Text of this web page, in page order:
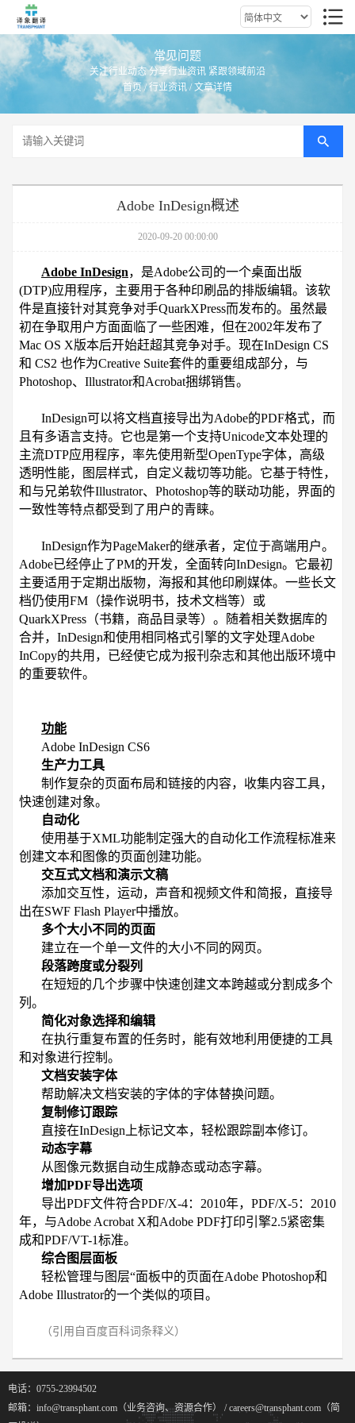
常见问题
关注行业动态 分享行业资讯 紧跟领域前沿
首页/行业资讯 / 文章详情
Adobe InDesign概述
2020-09-20 00:00:00
Adobe InDesign，是Adobe公司的一个桌面出版
(DTP)应用程序，主要用于各种印刷品的排版编辑。该软
件是直接针对其竞争对手QuarkXPress而发布的。虽然最
初在争取用户方面面临了一些困难，但在2002年发布了
Mac OS X版本后开始赶超其竞争对手。现在InDesign CS
和 CS2 也作为Creative Suite套件的重要组成部分，与
Photoshop、Illustrator和Acrobat捆绑销售。
InDesign可以将文档直接导出为Adobe的PDF格式，而
且有多语言支持。它也是第一个支持Unicode文本处理的
主流DTP应用程序，率先使用新型OpenType字体，高级
透明性能，图层样式，自定义裁切等功能。它基于特性，
和与兄弟软件Illustrator、Photoshop等的联动功能，界面的
一致性等特点都受到了用户的青睐。
InDesign作为PageMaker的继承者，定位于高端用户。
Adobe已经停止了PM的开发，全面转向InDesign。它最初
主要适用于定期出版物，海报和其他印刷媒体。一些长文
档仍使用FM（操作说明书，技术文档等）或
QuarkXPress（书籍，商品目录等）。随着相关数据库的
合并，InDesign和使用相同格式引擎的文字处理Adobe
InCopy的共用，已经使它成为报刊杂志和其他出版环境中
的重要软件。
功能
Adobe InDesign CS6
生产力工具
制作复杂的页面布局和链接的内容，收集内容工具，
快速创建对象。
自动化
使用基于XML功能制定强大的自动化工作流程标准来
创建文本和图像的页面创建功能。
交互式文档和演示文稿
添加交互性，运动，声音和视频文件和简报，直接导
出在SWF Flash Player中播放。
多个大小不同的页面
建立在一个单一文件的大小不同的网页。
段落跨度或分裂列
在短短的几个步骤中快速创建文本跨越或分割成多个
列。
简化对象选择和编辑
在执行重复布置的任务时，能有效地利用便捷的工具
和对象进行控制。
文档安装字体
帮助解决文档安装的字体的字体替换问题。
复制修订跟踪
直接在InDesign上标记文本，轻松跟踪副本修订。
动态字幕
从图像元数据自动生成静态或动态字幕。
增加PDF导出选项
导出PDF文件符合PDF/X-4：2010年，PDF/X-5：2010
年，与Adobe Acrobat X和Adobe PDF打印引擎2.5紧密集
成和PDF/VT-1标准。
综合图层面板
轻松管理与图层“面板中的页面在Adobe Photoshop和
Adobe Illustrator的一个类似的项目。
（引用自百度百科词条释义）
电话：0755-23994502
邮箱：info@transphant.com（业务咨询、资源合作） / careers@transphant.com（简